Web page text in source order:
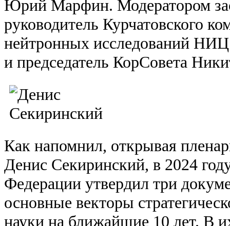
Юрий Марфин. Модератором
руководитель Курчатовского
нейтронных исследований НИЦ
и председатель КорСовета
Как напомнил, открывая
Денис Секиринский, в 2024
Федерации утвердил три
основные векторы
науки на ближайшие 10 лет. В